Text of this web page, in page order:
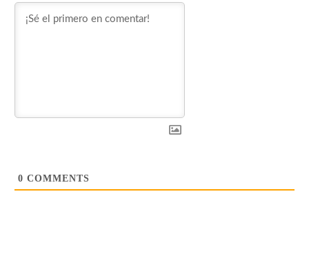
0 COMMENTS